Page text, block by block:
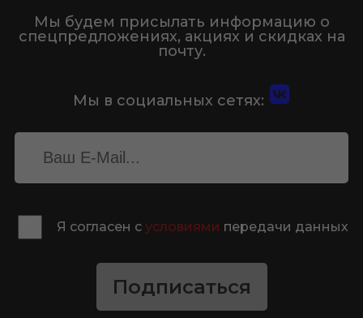
Мы будем присылать информацию о
спецпредложениях, акциях и скидках на
почту.
Мы в социальных сетях:
Я согласен с условиями передачи данных
Подписаться